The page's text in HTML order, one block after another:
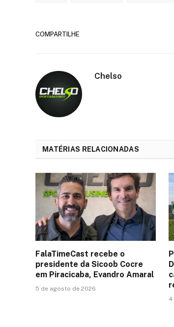
COMPARTILHE
Chelso
MATÉRIAS RELACIONADAS
FalaTimeCast recebe o
presidente da Sicoob Cocre
em Piracicaba, Evandro Amaral
5 de agosto de 2026
4